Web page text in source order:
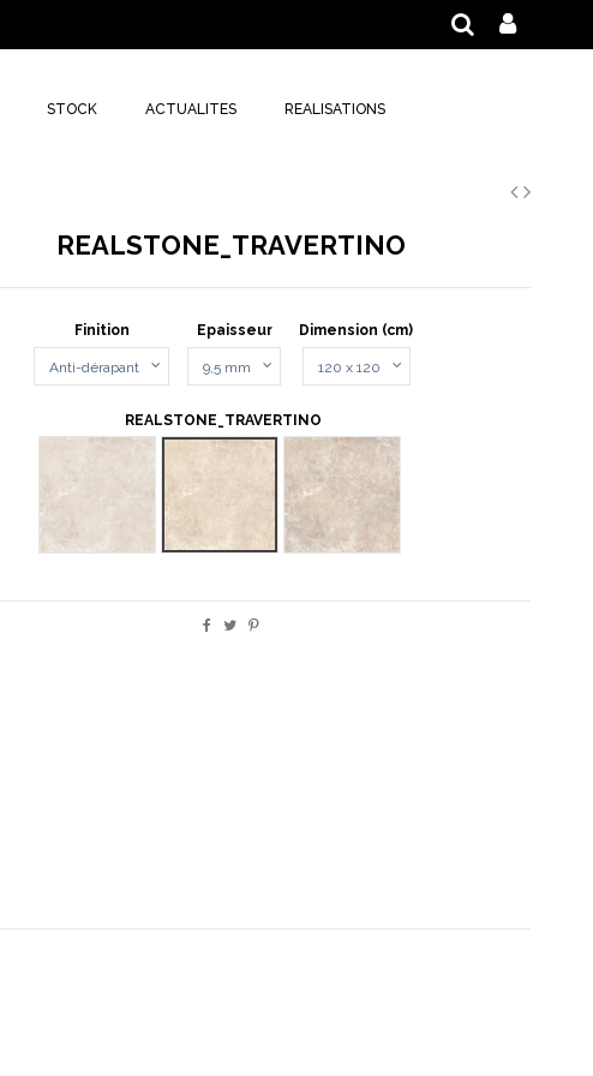
STOCK ACTUALITES REALISATIONS
REALSTONE_TRAVERTINO
Finition Epaisseur Dimension (cm)
REALSTONE_TRAVERTINO
TRAVERTINO CROSS BIANCO STRUTTURATO
TRAVERTINO CROSS BEIGE STRUTTURATO
TRAVERTINO CROSS NOCE